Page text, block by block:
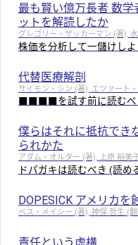
最も賢い億万長者 数
ットを解読したか
グレゴリー・ザッカーマン (著),
株価を分析して一儲けしよ
代替医療解剖
サイモン・シン (著), エツァート
■■■■を試す前に読むべ
僕らはそれに抵抗でき
られかた
アダム・オルター (著), 上原 裕美
ドパガキは読むべき (読め
DOPESICK アメリカ
ベス・メイシー (著), 神保 哲生 (